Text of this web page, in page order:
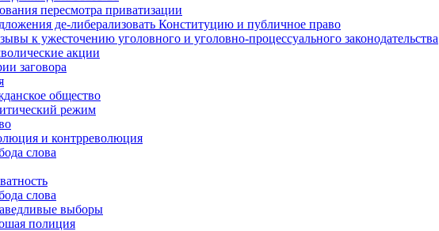
пересмотра приватизации
де-либерализовать Конституцию и публичное право
к ужесточению уголовного и уголовно-процессуального законодательства
акции
заговора
общество
режим
и контрреволюция
слова
слова
выборы
полиция